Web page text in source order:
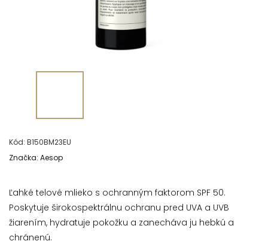
Kód: B150BM23EU
Ľahké telové mlieko s ochranným faktorom SPF 50.
Poskytuje širokospektrálnu ochranu pred UVA a UVB
žiarením, hydratuje pokožku a zanecháva ju hebkú a
chránenú.
Značka: Aesop